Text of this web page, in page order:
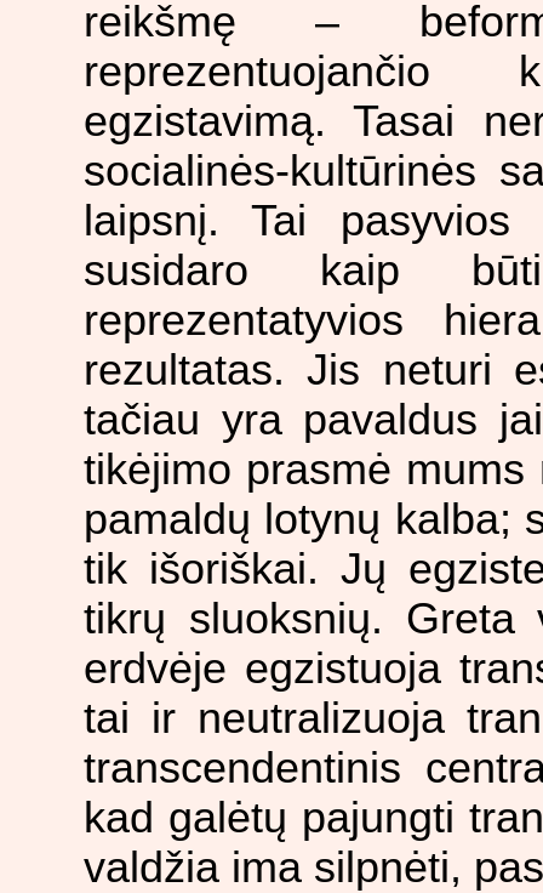
reikšmę –
egzistavimą. Tasai
socialinės-kultūrinės
laipsnį. Tai pasyvios
susidaro kaip
reprezentatyvios
rezultatas. Jis neturi
tačiau yra pavaldus
tikėjimo prasmė
pamaldų lotynų kalba;
tik išoriškai. Jų
tikrų sluoksnių. Greta
erdvėje egzistuoja
tai ir neutralizuoja
transcendentinis
kad galėtų pajungti
valdžia ima silpnėti,